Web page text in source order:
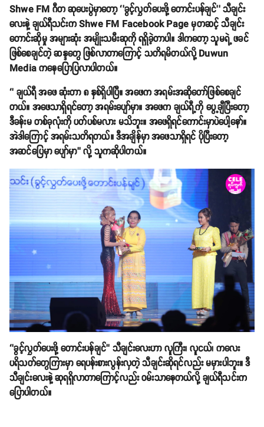
Shwe FM ဂီတ ဆုပေးပွဲမှာတော့ ‘’ခွင့်လွှတ်ပေးဖို့ တောင်းပန်ချင်’’ သီချင်း
လေးနဲ့ ချယ်ရီသင်းက Shwe FM Facebook Page မှတဆင့် သီချင်း
တောင်းဆိုမှု အများဆုံး အမျိုးသမီးဆုကို ရရှိခဲ့တာပါ။ ဒါကတော့ သူမရဲ့ ဖခင်
ဖြစ်စေချင်တဲ့ ဆန္ဒတွေ ဖြစ်လာတာကြောင့် သတိရမိတယ်လို့ Duwun
Media ကနေပြောပြလာပါတယ်။
‘’ ချယ်ရီ အဖေ ဆုံးတာ ၈ နှစ်ရှိပါပြီ။ အဖေက အရမ်းအဆိုတော်ဖြစ်စေချင်
တယ်။ အဖေသာရှိရင်တော့ အရမ်းပျော်မှာ။ အဖေက ချယ်ရီ့ကို ပွေ့ချီပြီးတော့
ဒီခန်းမ တစ်ခုလုံးကို ပတ်ပစ်မလား မသိဘူး။ အဖေရှိရင်ကောင်းမှာပဲပေါ့နော်။
အဲဒါကြောင့် အရမ်းသတိရတယ်။ ဒီအချိန်မှာ အဖေသာရှိရင် ပိုပြီးတော့
အဆင်ပြေမှာ ပျော်မှာ’’ လို့ သူကဆိုပါတယ်။
‘’ခွင့်လွှတ်ပေးဖို့ တောင်းပန်ချင်’’ သီချင်းလေးဟာ လူကြီး၊ လူငယ်၊ ကလေး
ပရိသတ်တွေကြားမှာ ရေပန်းစားလွန်းလှတဲ့ သီချင်းဆိုရင်လည်း မမှားပါဘူး။ ဒီ
သီချင်းလေးနဲ့ ဆုရရှိလာတာကြောင့်လည်း ဝမ်းသာနေတယ်လို့ ချယ်ရီသင်းက
ပြောပါတယ်။